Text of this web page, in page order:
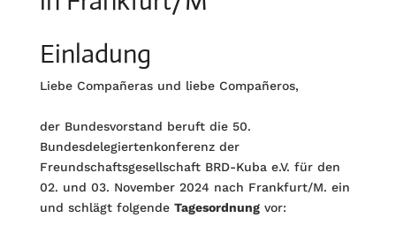
Einladung
Liebe Compañeras und liebe Compañeros,
der Bundesvorstand beruft die 50.
Bundesdelegiertenkonferenz der
Freundschaftsgesellschaft BRD-Kuba e.V. für den
02. und 03. November 2024 nach Frankfurt/M. ein
und schlägt folgende Tagesordnungvor: